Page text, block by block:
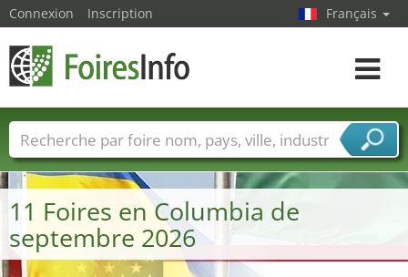
11 Foires en Columbia de
septembre 2026
Connexion Inscription Français
Toggle
Foire noms Pays Villes
Secteurs de foire
Secteurs du fournisseur de services